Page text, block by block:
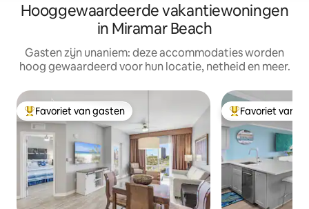
Hooggewaardeerde vakantiewoningen
in Miramar Beach
Gasten zijn unaniem: deze accommodaties worden
hoog gewaardeerd voor hun locatie, netheid en meer.
Topfavoriet van gasten
Favoriet van gasten Topfavoriet van
Favoriet van